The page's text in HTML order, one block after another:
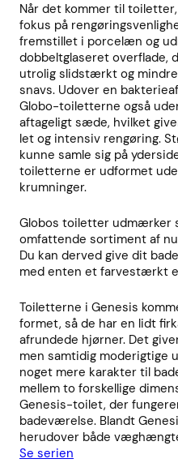
Når det kommer til
fokus på
fremstillet i porcelæn og
dobbeltglaseret overflade,
utrolig slidstærkt og
snavs. Udover en
Globo-toiletterne også
aftageligt sæde , hvilket
let og intensiv rengøring.
kunne samle sig på
toiletterne er udformet
krumninger.
Globos toiletter udmærker
omfattende sortiment af
Du kan derved give dit
med enten et farvestærkt
Toiletterne i Genesis
formet, så de har en lidt
afrundede hjørner. Det
men samtidig moderigtige
noget mere karakter til
mellem to forskellige
Genesis-toilet, der
badeværelse. Blandt
herudover både
Se serien